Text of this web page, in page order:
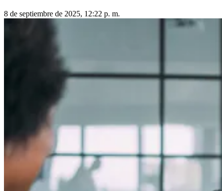
8 de septiembre de 2025, 12:22 p. m.